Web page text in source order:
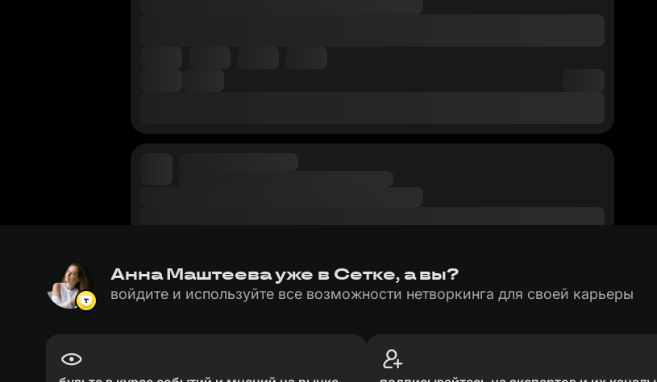
Анна Маштеева уже в Сетке, а вы?
войдите и используйте все возможности нетворкинга для своей карьеры